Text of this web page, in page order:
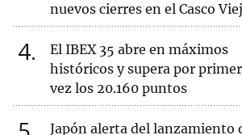
nuevos cierres en el Casco
4
El IBEX 35 abre en máximos
históricos y supera por
vez los 20.160 puntos
Japón alerta del lanzamiento